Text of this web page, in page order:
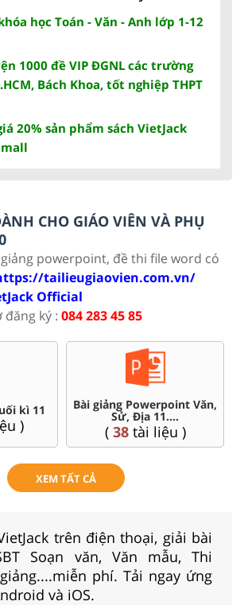
học Toán - Văn - Anh lớp 1-12
1000 đề VIP ĐGNL các trường
Bách Khoa, tốt nghiệp THPT
20% sản phẩm sách VietJack
CHO GIÁO VIÊN VÀ PHỤ
powerpoint, đề thi file word có
tailieugiaovien.com.vn/
Official
ký : 084 283 45 85
kì 11
)
Bài giảng Powerpoint Văn,
Sử, Địa 11....
( 38tài liệu )
XEM TẤT CẢ
trên điện thoại, giải bài
Soạn văn, Văn mẫu, Thi
phí. Tải ngay ứng
và iOS.